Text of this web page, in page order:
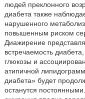
людей преклонного
диабета также
нарушенного
повышенным риском
Диажирение
встречаемость
глюкозы и
атипичной
диабета» будет
останутся